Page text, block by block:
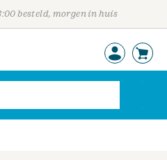
besteld, morgen in huis